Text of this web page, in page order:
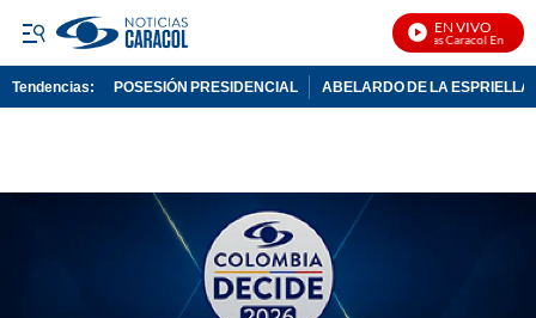
EN VIVO
Noticias Caracol En Vivo
Tendencias: POSESIÓN PRESIDENCIAL ABELARDO DE LA ESPRIELLA